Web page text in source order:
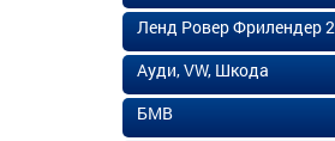
Ленд Ровер Фрилендер 2
Ауди, VW, Шкода
БМВ